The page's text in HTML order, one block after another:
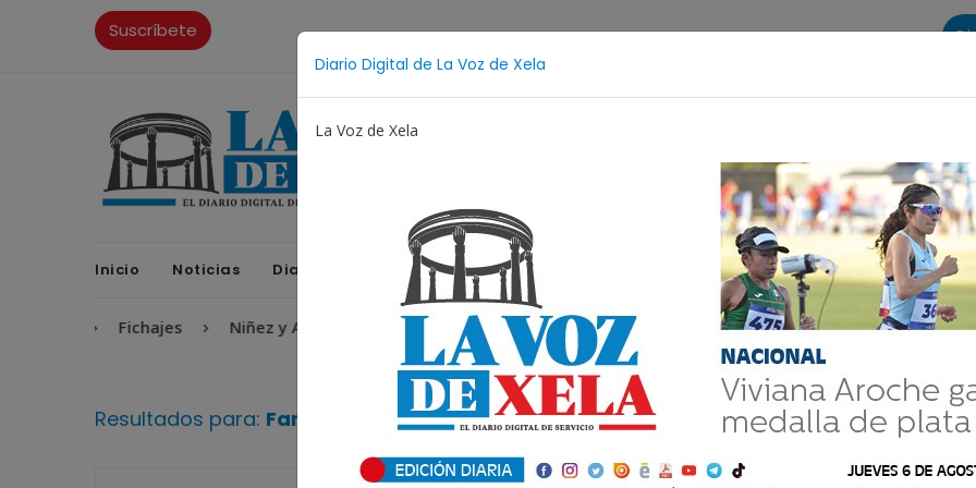
Diario Digital de La Voz de Xela
La Voz de Xela
Suscríbete
Inicio Noticias Diario Digital Opiniones La Voz de Xela Sports Contáctanos LA VOZ 25
Fichajes Niñez y Adolescencia Estafa Protección Infantil Incendios Festival de
Resultados para: Familias